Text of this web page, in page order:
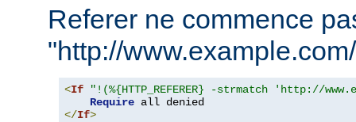
Referer ne commence
"http://
<If
"!(%{HTTP_REFERER} -strmatch 'http://
Require
</If>